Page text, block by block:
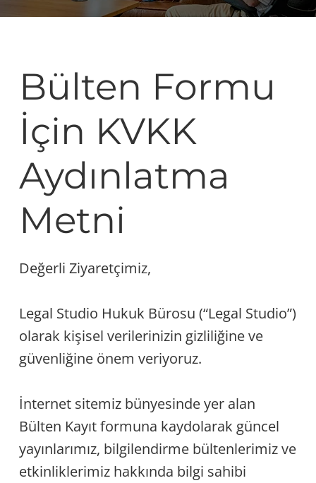
Bülten Formu
İçin KVKK
Aydınlatma
Metni
Değerli Ziyaretçimiz,
Legal Studio Hukuk Bürosu (“Legal Studio”)
olarak kişisel verilerinizin gizliliğine ve
güvenliğine önem veriyoruz.
İnternet sitemiz bünyesinde yer alan
Bülten Kayıt formuna kaydolarak güncel
yayınlarımız, bilgilendirme bültenlerimiz ve
etkinliklerimiz hakkında bilgi sahibi